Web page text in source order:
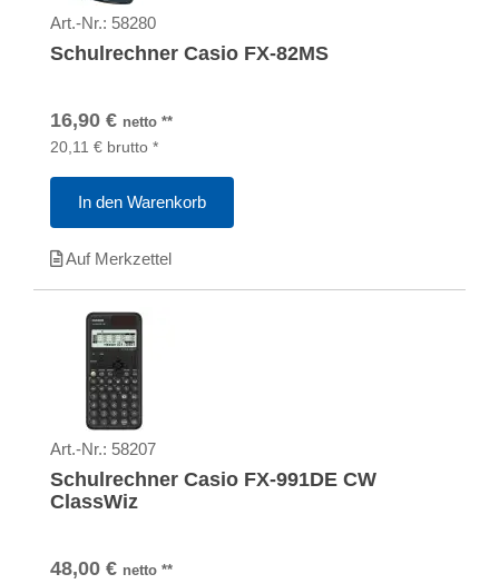
Art.-Nr.: 58280
Schulrechner Casio FX-82MS
16,90 € netto **
20,11 € brutto *
In den Warenkorb
Auf Merkzettel
Art.-Nr.: 58207
Schulrechner Casio FX-991DE CW
ClassWiz
48,00 € netto **